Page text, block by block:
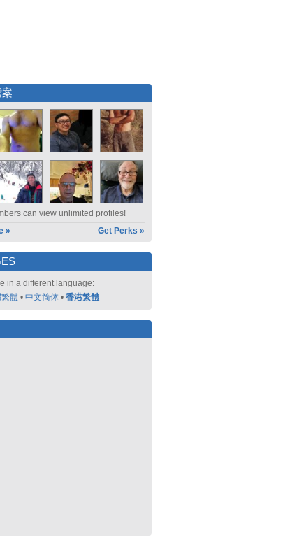
can view unlimited profiles!
»
Get Perks »
in a different language:
體 • 中文简体 • 香港繁體